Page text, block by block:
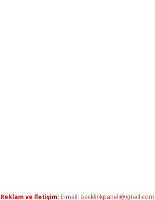
Reklam ve İletişim: E-mail: backlinkpaneli@gmail.com